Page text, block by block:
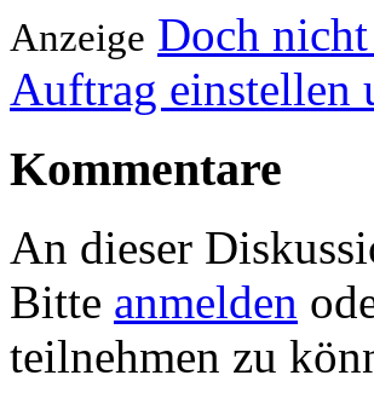
Anzeige Doch
Auftrag einstellen
Kommentare
An dieser
Bitte anmelden
teilnehmen zu